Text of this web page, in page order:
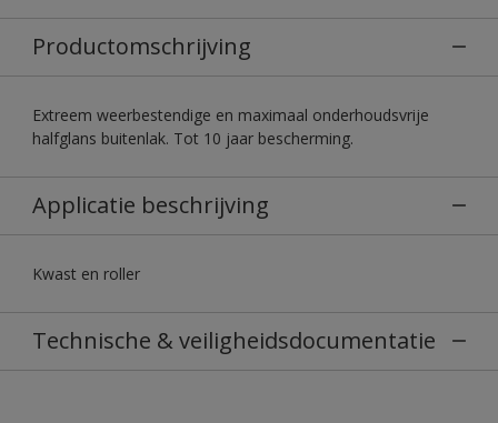
Productomschrijving
Extreem weerbestendige en maximaal onderhoudsvrije
halfglans buitenlak. Tot 10 jaar bescherming.
Applicatie beschrijving
Kwast en roller
Technische & veiligheidsdocumentatie